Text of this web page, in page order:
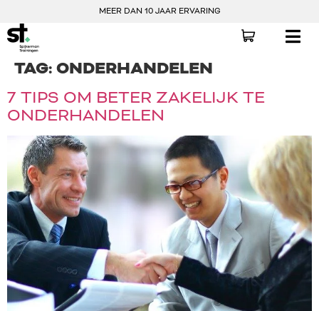
MEER DAN 10 JAAR ERVARING
TAG: ONDERHANDELEN
7 TIPS OM BETER ZAKELIJK TE
ONDERHANDELEN